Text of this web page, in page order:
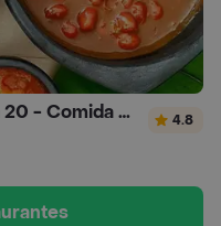
Restaurante Cenadero la 20 - Comida Colombiana 4.8